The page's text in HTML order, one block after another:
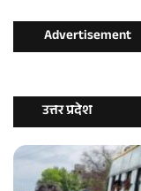
Advertisement
उत्तर प्रदेश